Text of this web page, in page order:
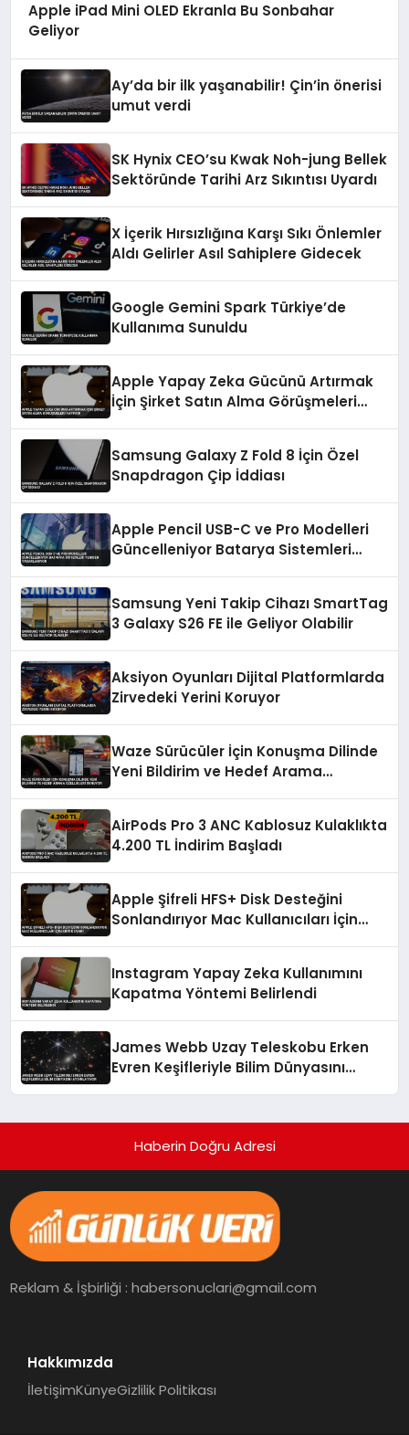
Apple iPad Mini OLED Ekranla Bu Sonbahar
Geliyor
Ay’da bir ilk yaşanabilir! Çin’in önerisi
umut verdi
SK Hynix CEO’su Kwak Noh-jung Bellek
Sektöründe Tarihi Arz Sıkıntısı Uyardı
X İçerik Hırsızlığına Karşı Sıkı Önlemler
Aldı Gelirler Asıl Sahiplere Gidecek
Google Gemini Spark Türkiye’de
Kullanıma Sunuldu
Apple Yapay Zeka Gücünü Artırmak
İçin Şirket Satın Alma Görüşmeleri
Samsung Galaxy Z Fold 8 İçin Özel
Snapdragon Çip İddiası
Apple Pencil USB-C ve Pro Modelleri
Güncelleniyor Batarya Sistemleri
Samsung Yeni Takip Cihazı SmartTag
3 Galaxy S26 FE ile Geliyor Olabilir
Aksiyon Oyunları Dijital Platformlarda
Zirvedeki Yerini Koruyor
Waze Sürücüler İçin Konuşma Dilinde
Yeni Bildirim ve Hedef Arama
AirPods Pro 3 ANC Kablosuz Kulaklıkta
4.200 TL İndirim Başladı
Apple Şifreli HFS+ Disk Desteğini
Sonlandırıyor Mac Kullanıcıları İçin
Instagram Yapay Zeka Kullanımını
Kapatma Yöntemi Belirlendi
James Webb Uzay Teleskobu Erken
Evren Keşifleriyle Bilim Dünyasını
Haberin Doğru Adresi
Reklam & İşbirliği : habersonuclari@gmail.com
Hakkımızda
İletişimKünyeGizlilik Politikası